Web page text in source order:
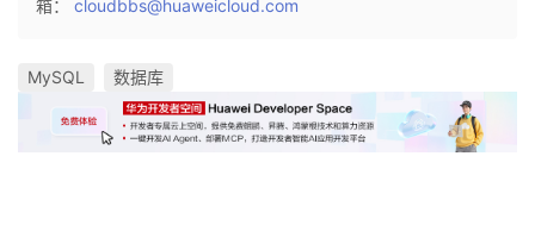
箱： cloudbbs@huaweicloud.com
MySQL 数据库